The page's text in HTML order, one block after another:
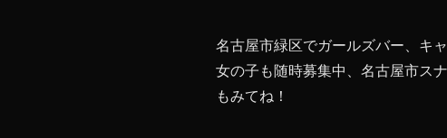
名古屋市緑区でガールズバー、キ
女の子も随時募集中、名古屋市ス
もみてね！